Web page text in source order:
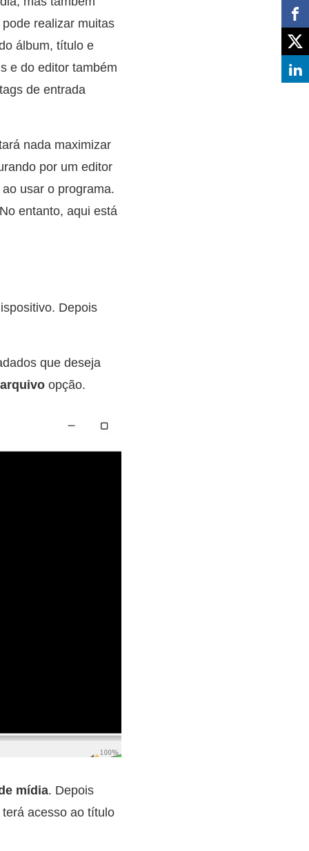
realizar muitas
álbum, título e
e do editor também
de entrada
nada maximizar
por um editor
usar o programa.
entanto, aqui está
Depois
que deseja
opção.
mídia. Depois
acesso ao título